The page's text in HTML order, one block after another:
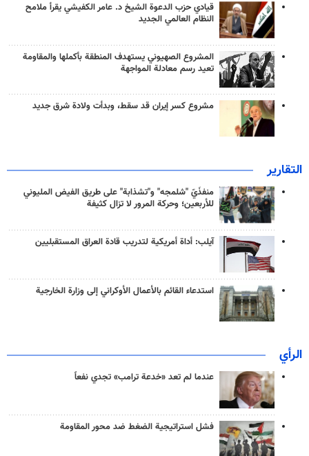
قيادي حزب الدعوة الشيخ د. عامر الكفيشي يقرأ ملامح
النظام العالمي الجديد
المشروع الصهيوني يستهدف المنطقة بأكملها والمقاومة
تعيد رسم معادلة المواجهة
مشروع كسر إيران قد سقط، وبدأت ولادة شرق جديد
التقارير
منفذَيّ "شلمجه" و"تشذابة" على طريق الفيض المليوني
للأربعين؛ وحركة المرور لا تزال كثيفة
آيلب: أداة أمريكية لتدريب قادة العراق المستقبليين
استدعاء القائم بالأعمال الأوكراني إلى وزارة الخارجية
الرأي
عندما لم تعد «خدعة ترامب» تجدي نفعاً
فشل استراتيجية الضغط ضد محور المقاومة